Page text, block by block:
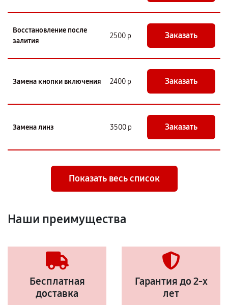
Восстановление после
залития
2500 р Заказать
Замена кнопки включения 2400 р Заказать
Замена линз 3500 р Заказать
Показать весь список
Наши преимущества
Бесплатная
доставка
Гарантия до 2-х
лет